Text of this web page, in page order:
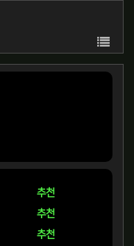
목록
추천
추천
추천